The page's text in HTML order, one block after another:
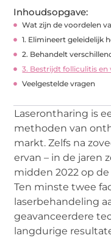
Inhoudsopgave:
Wat zijn de voordelen
1. Elimineert geleidelijk
2. Behandelt
3. Bestrijdt folliculitis
Veelgestelde vragen
Laserontharing is
methoden van
markt. Zelfs na
ervan – in de jaren
midden 2022 op de
Ten minste twee
laserbehandeling
geavanceerdere
langdurige